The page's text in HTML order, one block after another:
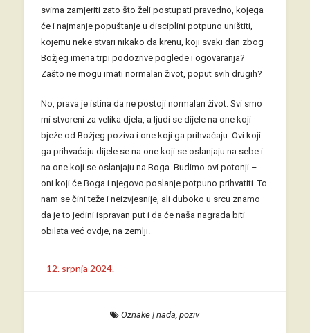
svima zamjeriti zato što želi postupati pravedno, kojega
će i najmanje popuštanje u disciplini potpuno uništiti,
kojemu neke stvari nikako da krenu, koji svaki dan zbog
Božjeg imena trpi podozrive poglede i ogovaranja?
Zašto ne mogu imati normalan život, poput svih drugih?
No, prava je istina da ne postoji normalan život. Svi smo
mi stvoreni za velika djela, a ljudi se dijele na one koji
bježe od Božjeg poziva i one koji ga prihvaćaju. Ovi koji
ga prihvaćaju dijele se na one koji se oslanjaju na sebe i
na one koji se oslanjaju na Boga. Budimo ovi potonji –
oni koji će Boga i njegovo poslanje potpuno prihvatiti. To
nam se čini teže i neizvjesnije, ali duboko u srcu znamo
da je to jedini ispravan put i da će naša nagrada biti
obilata već ovdje, na zemlji.
- 12. srpnja 2024.
Oznake |nada ,poziv